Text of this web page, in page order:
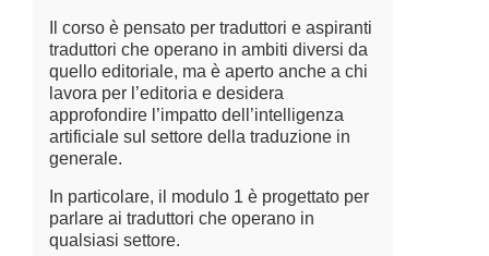
Il corso è pensato per traduttori e aspiranti
traduttori che operano in ambiti diversi da
quello editoriale, ma è aperto anche a chi
lavora per l’editoria e desidera
approfondire l’impatto dell’intelligenza
artificiale sul settore della traduzione in
generale.
In particolare, il modulo 1 è progettato per
parlare ai traduttori che operano in
qualsiasi settore.